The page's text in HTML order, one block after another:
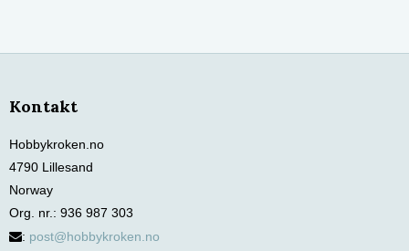
Kontakt
Hobbykroken.no
4790 Lillesand
Norway
Org. nr.: 936 987 303
: post@hobbykroken.no